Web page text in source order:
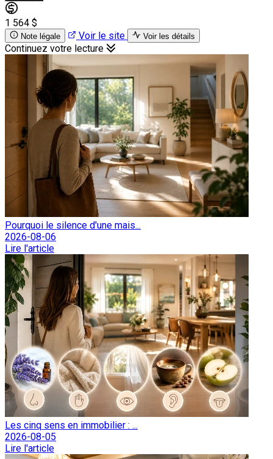
1 564 $
Note légale Voir le site Voir les détails
Continuez votre lecture
Pourquoi le silence d'une mais...
2026-08-06
Lire l'article
Les cinq sens en immobilier : ...
2026-08-05
Lire l'article